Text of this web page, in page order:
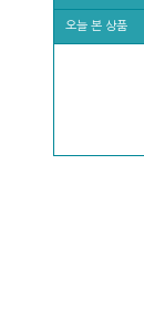
오늘 본 상품